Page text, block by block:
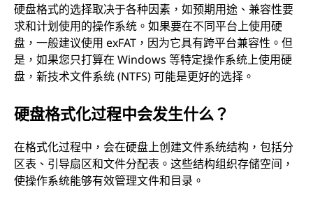
硬盘格式的选择取决于各种因素，如预期用途、兼容性要
求和计划使用的操作系统。如果要在不同平台上使用硬
盘，一般建议使用 exFAT，因为它具有跨平台兼容性。但
是，如果您只打算在 Windows 等特定操作系统上使用硬
盘，新技术文件系统 (NTFS) 可能是更好的选择。
硬盘格式化过程中会发生什么？
在格式化过程中，会在硬盘上创建文件系统结构，包括分
区表、引导扇区和文件分配表。这些结构组织存储空间，
使操作系统能够有效管理文件和目录。